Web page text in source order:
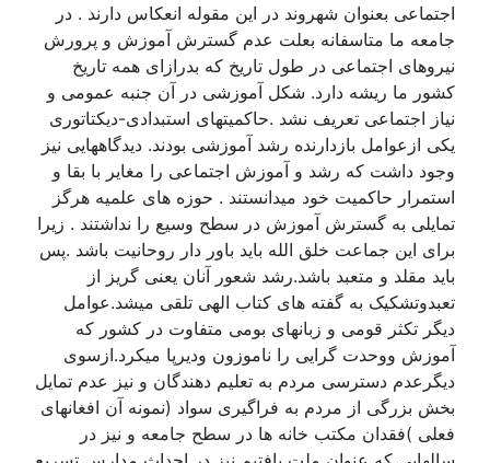
اجتماعی بعنوان شهروند در این مقوله انعکاس دارند . در
جامعه ما متاسفانه بعلت عدم گسترش آموزش و پرورش
نیروهای اجتماعی در طول تاریخ که بدرازای همه تاریخ
کشور ما ریشه دارد. شکل آموزشی در آن جنبه عمومی و
نیاز اجتماعی تعریف نشد .حاکمیتهای استبدادی-دیکتاتوری
یکی ازعوامل بازدارنده رشد آموزشی بودند. دیدگاههایی نیز
وجود داشت که رشد و آموزش اجتماعی را مغایر با بقا و
استمرار حاکمیت خود میدانستند . حوزه های علمیه هرگز
تمایلی به گسترش آموزش در سطح وسیع را نداشتند . زیرا
برای این جماعت خلق الله باید باور دار روحانیت باشد .پس
باید مقلد و متعبد باشد.رشد شعور آنان یعنی گریز از
تعبدوتشکیک به گفته های کتاب الهی تلقی میشد.عوامل
دیگر تکثر قومی و زبانهای بومی متفاوت در کشور که
آموزش ووحدت گرایی را ناموزون ودیرپا میکرد.ازسوی
دیگرعدم دسترسی مردم به تعلیم دهندگان و نیز عدم تمایل
بخش بزرگی از مردم به فراگیری سواد (نمونه آن افغانهای
فعلی )فقدان مکتب خانه ها در سطح جامعه و نیز در